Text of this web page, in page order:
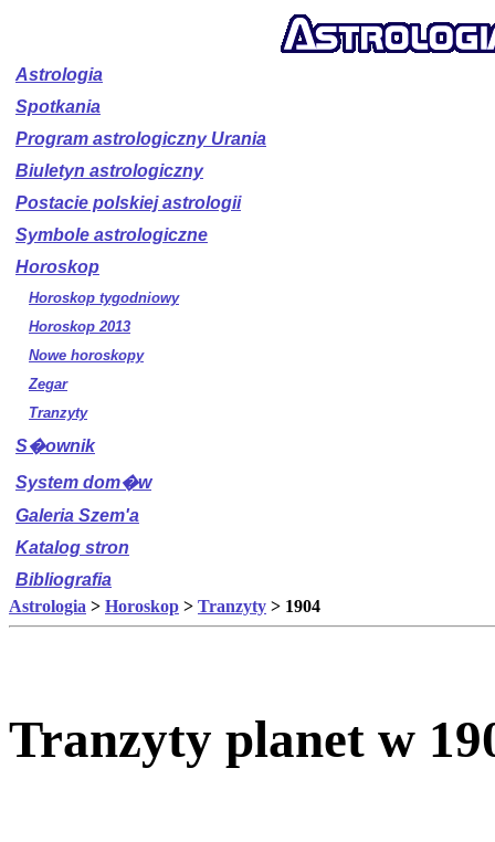
Astrologia
Spotkania
Program astrologiczny Urania
Biuletyn astrologiczny
Postacie polskiej astrologii
Symbole astrologiczne
Horoskop
Horoskop tygodniowy
Horoskop 2013
Nowe horoskopy
Zegar
Tranzyty
S�ownik
System dom�w
Galeria Szem'a
Katalog stron
Bibliografia
Astrologia > Horoskop > Tranzyty > 1904
Tranzyty planet w